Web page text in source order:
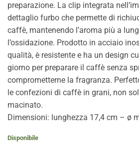
preparazione. La clip integrata
dettaglio furbo che permette di
caffè, mantenendo l’aroma più a
l’ossidazione. Prodotto in acciaio
qualità, è resistente e ha un design
giorno per preparare il caffè senza
comprometterne la fragranza.
le confezioni di caffè in grani, non
macinato.
Dimensioni: lunghezza 17,4 cm – ø
Disponibile